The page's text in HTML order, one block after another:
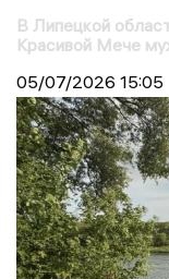
В Липецкой
Красивой Мече
05/07/2026 15:05